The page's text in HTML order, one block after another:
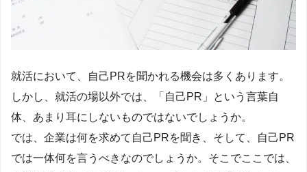
就活において、自己PRを聞かれる機会は多くあります。
しかし、就活の場以外では、「自己PR」という言葉自
体、あまり耳にしないものではないでしょうか。
では、企業は何を求めて自己PRを聞き、そして、自己PR
では一体何を言うべきなのでしょうか。そこでここでは、